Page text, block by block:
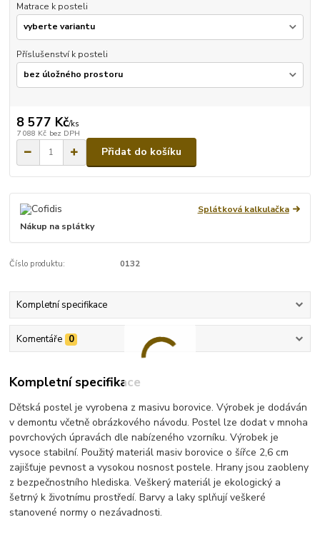
Matrace k posteli
Příslušenství k posteli
8 577 Kč/ks
7 088 Kč bez DPH
Přidat do košíku
Splátková kalkulačka
Nákup na splátky
Číslo produktu: 0132
Kompletní specifikace
Komentáře 0
Kompletní specifikace
Dětská postel je vyrobena z masivu borovice. Výrobek je dodáván
v demontu včetně obrázkového návodu. Postel lze dodat v mnoha
povrchových úpravách dle nabízeného vzorníku. Výrobek je
vysoce stabilní. Použitý materiál masiv borovice o šířce 2,6 cm
zajišťuje pevnost a vysokou nosnost postele. Hrany jsou zaobleny
z bezpečnostního hlediska. Veškerý materiál je ekologický a
šetrný k životnímu prostředí. Barvy a laky splňují veškeré
stanovené normy o nezávadnosti.